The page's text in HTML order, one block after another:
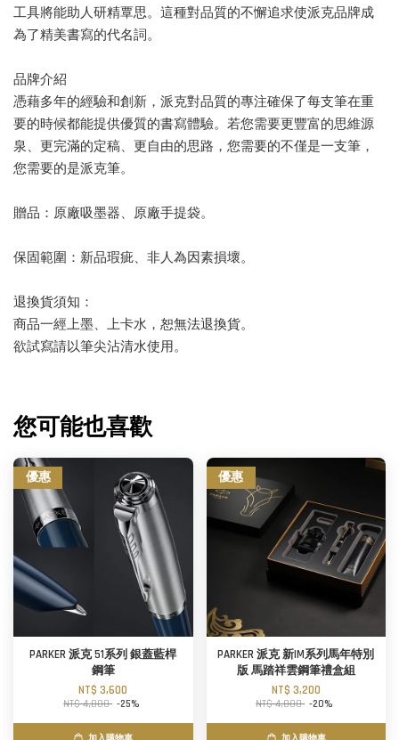
工具將能助人研精覃思。這種對品質的不懈追求使派克品牌成
為了精美書寫的代名詞。
品牌介紹
憑藉多年的經驗和創新，派克對品質的專注確保了每支筆在重
要的時候都能提供優質的書寫體驗。若您需要更豐富的思維源
泉、更完滿的定稿、更自由的思路，您需要的不僅是一支筆，
您需要的是派克筆。
贈品：原廠吸墨器、原廠手提袋。
保固範圍：新品瑕疵、非人為因素損壞。
退換貨須知：
商品一經上墨、上卡水，恕無法退換貨。
欲試寫請以筆尖沾清水使用。
您可能也喜歡
優惠
PARKER 派克 51系列 銀蓋藍桿
鋼筆
NT$ 3,600
NT$ 4,800 -25%
優惠
PARKER 派克 新IM系列馬年特別
版 馬踏祥雲鋼筆禮盒組
NT$ 3,200
NT$ 4,000 -20%